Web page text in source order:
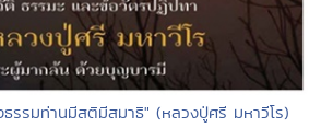
รรมท่านมีสติมีสมาธิ" (หลวงปู่ศรี มหาวีโร)